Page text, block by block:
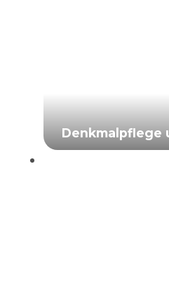
Denkmalpflege